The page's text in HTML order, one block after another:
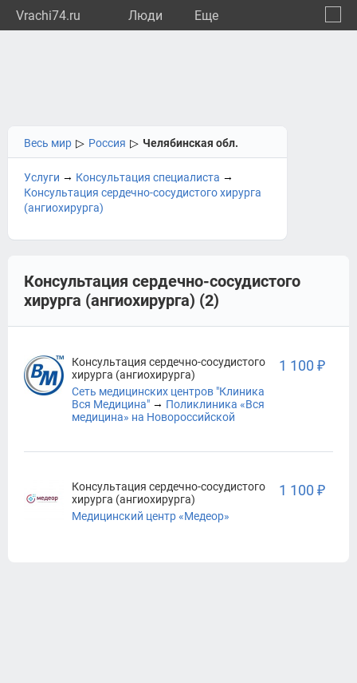
Vrachi74.ru Люди Eще
Весь мир ▷ Россия ▷ Челябинская обл.
Услуги → Консультация специалиста →
Консультация сердечно-сосудистого хирурга
(ангиохирурга)
Консультация сердечно-сосудистого
хирурга (ангиохирурга) (2)
Консультация сердечно-сосудистого
хирурга (ангиохирурга)
Сеть медицинских центров "Клиника
Вся Медицина" → Поликлиника «Вся
медицина» на Новороссийской
1 100 ₽
Консультация сердечно-сосудистого
хирурга (ангиохирурга)
Медицинский центр «Медеор»
1 100 ₽